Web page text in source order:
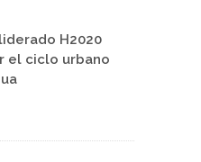
H2020
el ciclo urbano